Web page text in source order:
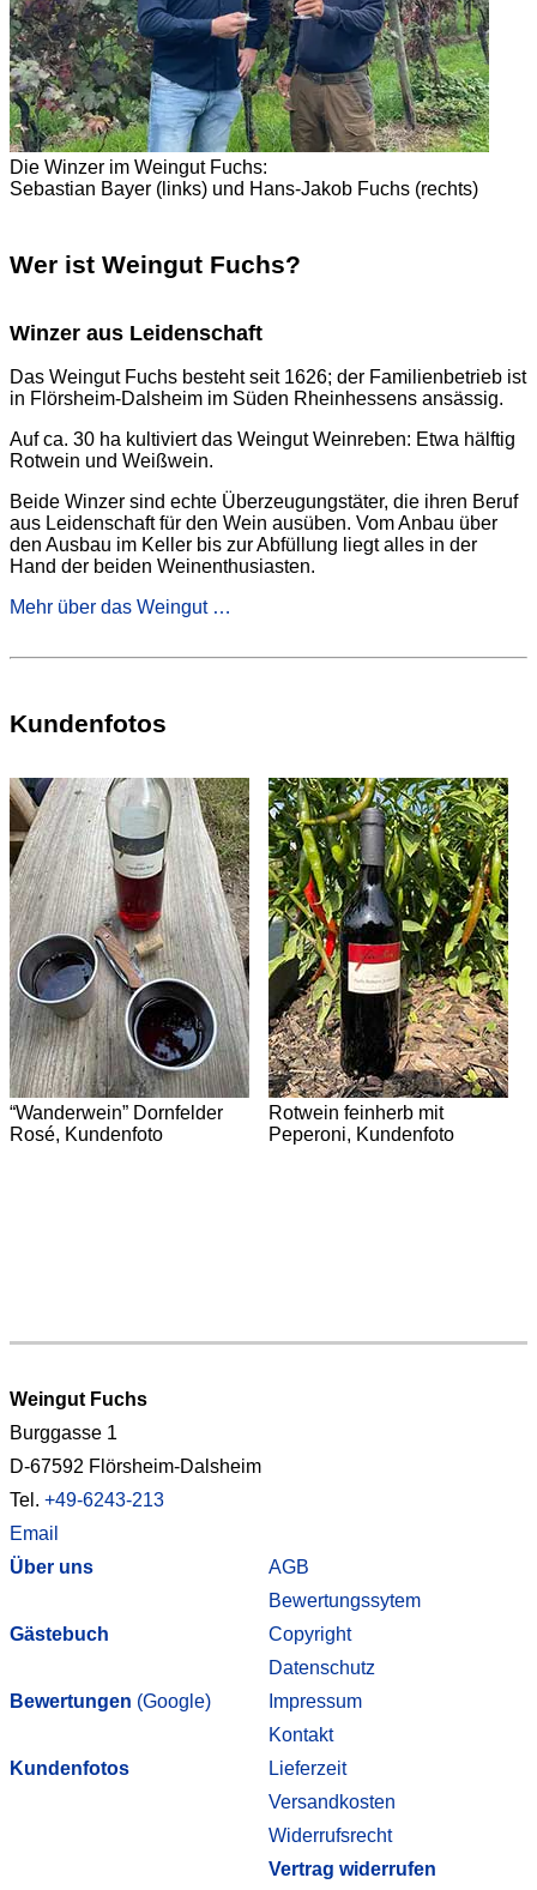
Die Winzer im Weingut Fuchs:
Sebastian Bayer (links) und Hans-Jakob Fuchs (rechts)
Wer ist Weingut Fuchs?
Winzer aus Leidenschaft
Das Weingut Fuchs besteht seit 1626; der Familienbetrieb ist
in Flörsheim-Dalsheim im Süden Rheinhessens ansässig.
Auf ca. 30 ha kultiviert das Weingut Weinreben: Etwa hälftig
Rotwein und Weißwein.
Beide Winzer sind echte Überzeugungstäter, die ihren Beruf
aus Leidenschaft für den Wein ausüben. Vom Anbau über
den Ausbau im Keller bis zur Abfüllung liegt alles in der
Hand der beiden Weinenthusiasten.
Mehr über das Weingut …
Kundenfotos
“Wanderwein” Dornfelder
Rosé, Kundenfoto
Rotwein feinherb mit
Peperoni, Kundenfoto
Weingut Fuchs
Burggasse 1
D-67592 Flörsheim-Dalsheim
Tel. +49-6243-213
Email
Über uns
Gästebuch
Bewertungen (Google)
Kundenfotos
AGB
Bewertungssytem
Copyright
Datenschutz
Impressum
Kontakt
Lieferzeit
Versandkosten
Widerrufsrecht
Vertrag widerrufen